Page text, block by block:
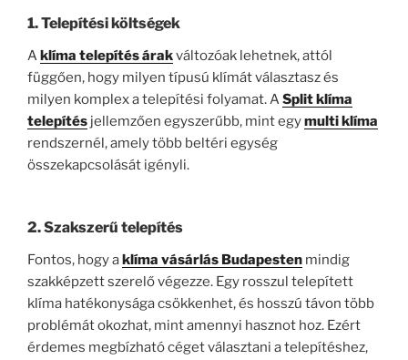
1.Telepítési költségek
Aklíma telepítés árakváltozóak lehetnek, attól
függően, hogy milyen típusú klímát választasz és
milyen komplex a telepítési folyamat. ASplit klíma
telepítés jellemzően egyszerűbb, mint egymulti klíma
rendszernél, amely több beltéri egység
összekapcsolását igényli.
2.Szakszerű telepítés
Fontos, hogy a klíma vásárlás Budapesten mindig
szakképzett szerelő végezze. Egy rosszul telepített
klíma hatékonysága csökkenhet, és hosszú távon több
problémát okozhat, mint amennyi hasznot hoz. Ezért
érdemes megbízható céget választani a telepítéshez,